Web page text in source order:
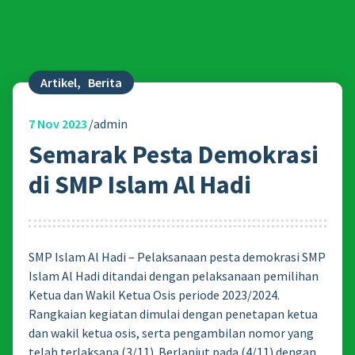
Artikel, Berita
7 Nov 2023 admin
Semarak Pesta Demokrasi
di SMP Islam Al Hadi
SMP Islam Al Hadi – Pelaksanaan pesta demokrasi SMP
Islam Al Hadi ditandai dengan pelaksanaan pemilihan
Ketua dan Wakil Ketua Osis periode 2023/2024.
Rangkaian kegiatan dimulai dengan penetapan ketua
dan wakil ketua osis, serta pengambilan nomor yang
telah terlaksana (3/11). Berlanjut pada (4/11) dengan